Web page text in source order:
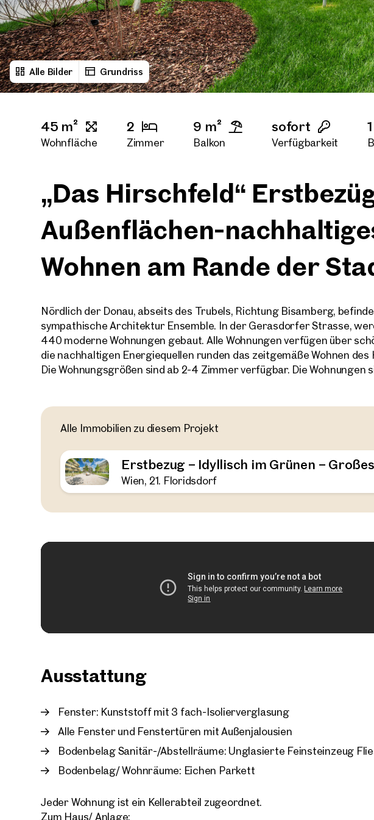
Alle Bilder Grundriss
45 m²
Wohnfläche
2
Zimmer
9 m²
Balkon
sofort
Verfügbarkeit
1
„Das Hirschfeld“
Außenflächen-
Wohnen am Rande der
Nördlich der Donau, abseits des Trubels, Richtung Bisamberg,
sympathische Architektur Ensemble. In der Gerasdorfer Strasse,
440 moderne Wohnungen gebaut. Alle Wohnungen verfügen über
die nachhaltigen Energiequellen runden das zeitgemäße Wohnen des
Die Wohnungsgrößen sind ab 2-4 Zimmer verfügbar. Die Wohnungen
Alle Immobilien zu diesem Projekt
Erstbezug – Idyllisch im Grünen –
Wien, 21. Floridsdorf
Ausstattung
Fenster: Kunststoff mit 3 fach-Isolierverglasung
Alle Fenster und Fenstertüren mit Außenjalousien
Bodenbelag Sanitär-/Abstellräume: Unglasierte Feinsteinzeug
Bodenbelag/ Wohnräume: Eichen Parkett
Jeder Wohnung ist ein Kellerabteil zugeordnet.
Zum Haus/ Anlage: